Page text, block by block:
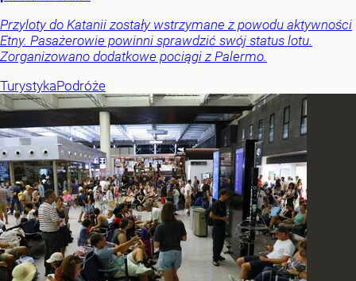
Przyloty do Katanii zostały wstrzymane z powodu aktywności
Etny. Pasażerowie powinni sprawdzić swój status lotu.
Zorganizowano dodatkowe pociągi z Palermo.
TurystykaPodróże